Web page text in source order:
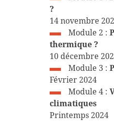
?
14 novembre
Module 2 :
thermique ?
10 décembre
Module 3 :
Février 2024
Module 4 :
climatiques
Printemps 2024